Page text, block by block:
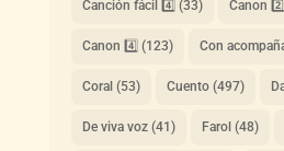
Canción fácil 4️⃣ (33) Canon 2️⃣
Canon 4️⃣ (123) Con
Coral (53) Cuento(497)
De viva voz(41) Farol (48)